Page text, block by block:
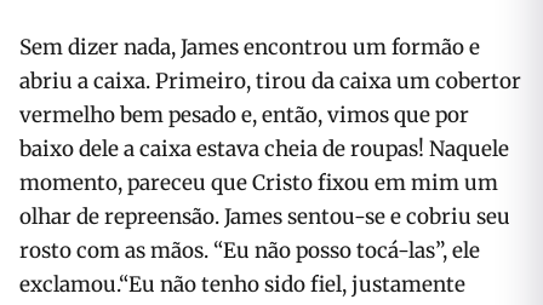
Sem dizer nada, James encontrou um formão e
abriu a caixa. Primeiro, tirou da caixa um cobertor
vermelho bem pesado e, então, vimos que por
baixo dele a caixa estava cheia de roupas! Naquele
momento, pareceu que Cristo fixou em mim um
olhar de repreensão. James sentou-se e cobriu seu
rosto com as mãos. “Eu não posso tocá-las”, ele
exclamou.“Eu não tenho sido fiel, justamente